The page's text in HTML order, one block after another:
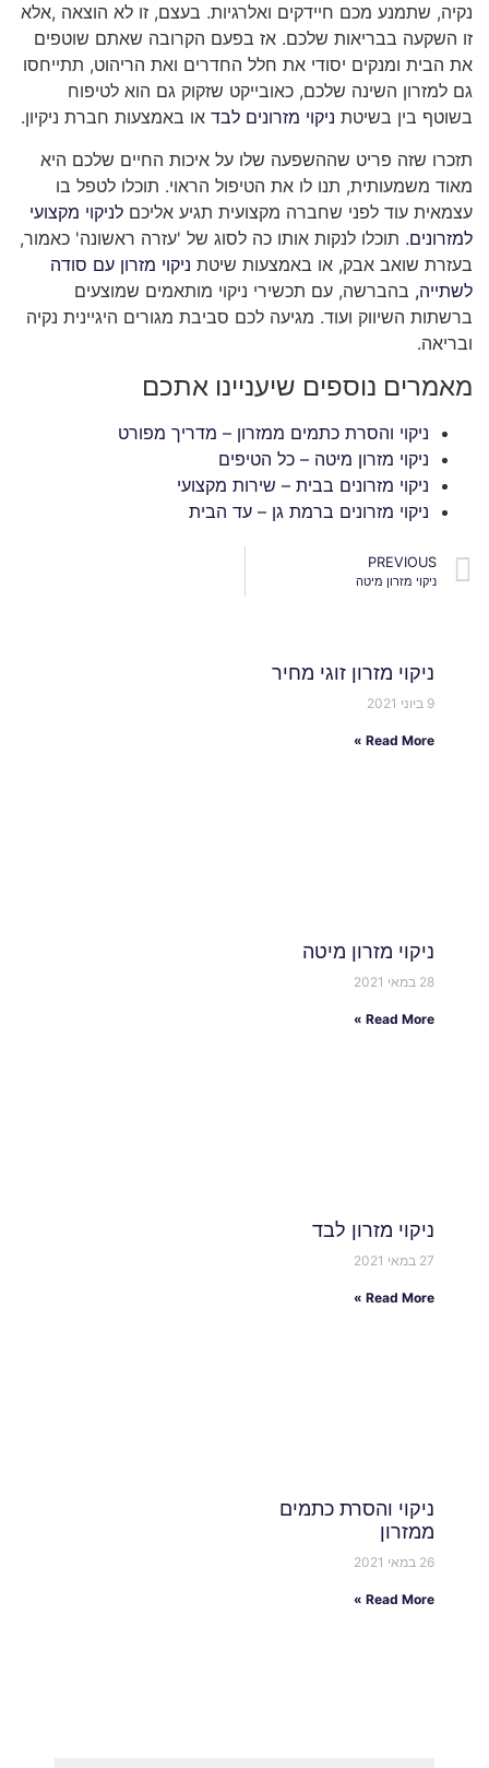
נקיה, שתמנע מכם חיידקים ואלרגיות. בעצם, זו לא הוצאה ,אלא
זו השקעה בבריאות שלכם. אז בפעם הקרובה שאתם שוטפים
את הבית ומנקים יסודי את חלל החדרים ואת הריהוט, תתייחסו
גם למזרון השינה שלכם, כאובייקט שזקוק גם הוא לטיפוח
בשוטף בין בשיטת ניקוי מזרונים לבד או באמצעות חברת ניקיון.
תזכרו שזה פריט שההשפעה שלו על איכות החיים שלכם היא
מאוד משמעותית, תנו לו את הטיפול הראוי. תוכלו לטפל בו
עצמאית עוד לפני שחברה מקצועית תגיע אליכם לניקוי מקצועי
למזרונים. תוכלו לנקות אותו כה לסוג של 'עזרה ראשונה' כאמור,
בעזרת שואב אבק, או באמצעות שיטת ניקוי מזרון עם סודה
לשתייה, בהברשה, עם תכשירי ניקוי מותאמים שמוצעים
ברשתות השיווק ועוד. מגיעה לכם סביבת מגורים היגיינית נקיה
ובריאה.
מאמרים נוספים שיעניינו אתכם
ניקוי והסרת כתמים ממזרון – מדריך מפורט
ניקוי מזרון מיטה – כל הטיפים
ניקוי מזרונים בבית – שירות מקצועי
ניקוי מזרונים ברמת גן – עד הבית
PREVIOUS
ניקוי מזרון מיטה
ניקוי מזרון זוגי מחיר
9 ביוני 2021
Read More »
ניקוי מזרון מיטה
28 במאי 2021
Read More »
ניקוי מזרון לבד
27 במאי 2021
Read More »
ניקוי והסרת כתמים
ממזרון
26 במאי 2021
Read More »